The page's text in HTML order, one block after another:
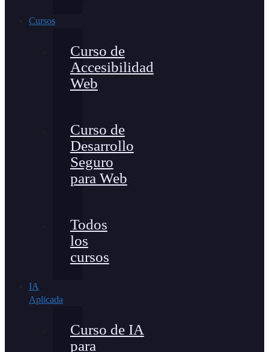
Cursos
Curso de
Accesibilidad
Web
Curso de
Desarrollo
Seguro
para Web
Todos
los
cursos
IA
Aplicada
Curso de IA
para